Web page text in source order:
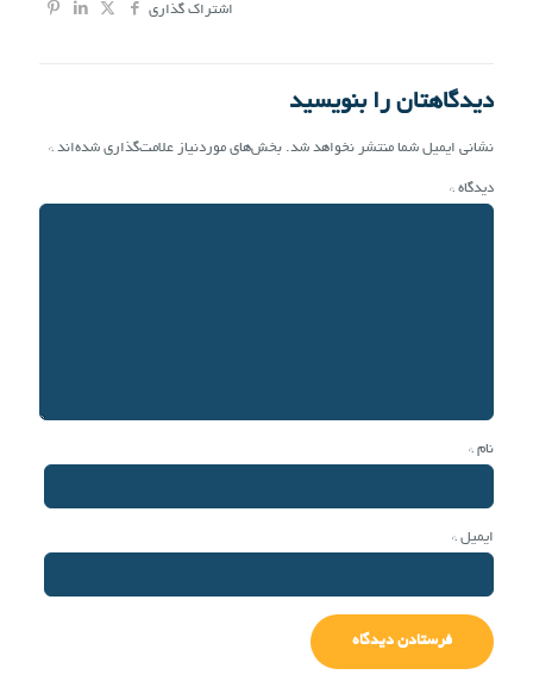
اشتراک گذاری
دیدگاهتان را بنویسید
نشانی ایمیل شما منتشر نخواهد شد. بخش‌های موردنیاز علامت‌گذاری شده‌اند *
دیدگاه *
نام *
ایمیل *